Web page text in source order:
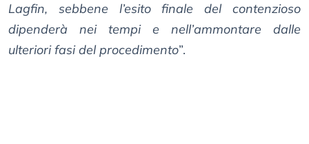
Lagfin, sebbene l’esito finale del contenzioso
dipenderà nei tempi e nell’ammontare dalle
ulteriori fasi del procedimento”.